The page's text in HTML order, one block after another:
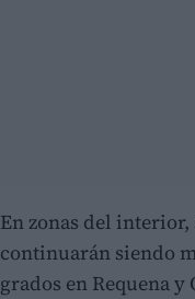
En zonas del
continuarán siendo
grados en Requena